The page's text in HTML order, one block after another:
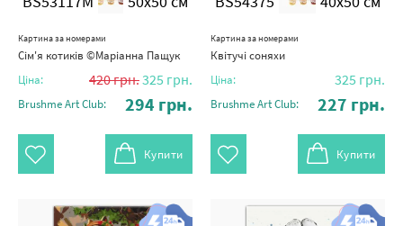
Картина за номерами
Сім'я котиків ©Маріанна Пащук
Ціна: 420грн.325 грн.
Brushme Art Club: 294 грн.
Купити
Картина за номерами
Квітучі соняхи
Ціна: 325 грн.
Brushme Art Club: 227 грн.
Купити